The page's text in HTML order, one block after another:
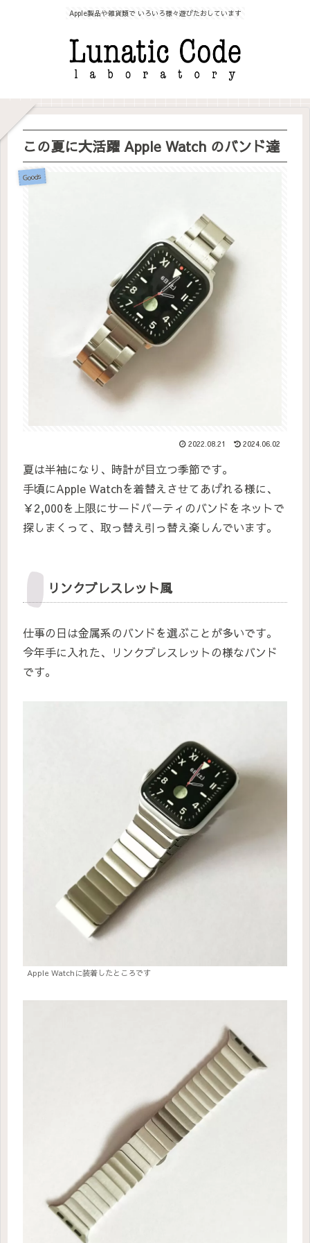
Apple製品や雑貨類で いろいろ様々遊びたおしています
この夏に大活躍 Apple Watch のバンド達
Goods
2022.08.21 2024.06.02
夏は半袖になり、時計が目立つ季節です。
手頃にApple Watchを着替えさせてあげれる様に、
￥2,000を上限にサードパーティのバンドをネットで
探しまくって、取っ替え引っ替え楽しんでいます。
リンクブレスレット風
仕事の日は金属系のバンドを選ぶことが多いです。
今年手に入れた、リンクブレスレットの様なバンド
です。
Apple Watchに装着したところです